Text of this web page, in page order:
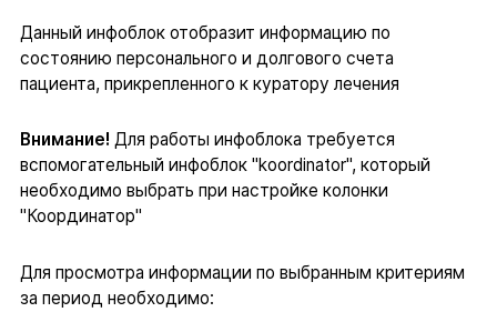
Данный инфоблок отобразит информацию по
состоянию персонального и долгового счета
пациента, прикрепленного к куратору лечения
Внимание! Для работы инфоблока требуется
вспомогательный инфоблок "koordinator", который
необходимо выбрать при настройке колонки
"Координатор"
Для просмотра информации по выбранным критериям
за период необходимо: